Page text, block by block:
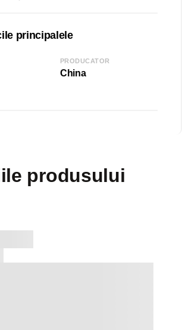
principalele
PRODUCATOR
China
produsului